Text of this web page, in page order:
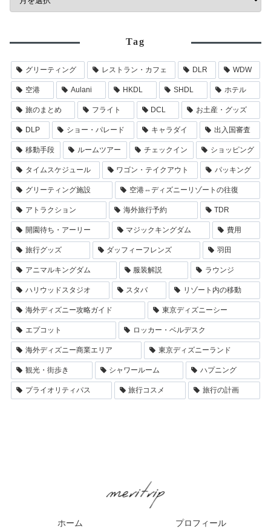
Tag
グリーティング レストラン・カフェ DLR WDW
空港 Aulani HKDL SHDL ホテル
旅のまとめ フライト DCL お土産・グッズ
DLP ショー・パレード キャラダイ 出入国審査
移動手段 ルームツアー チェックイン ショッピング
タイムスケジュール ワゴン・テイクアウト パッキング
グリーティング施設 空港⇔ディズニーリゾートの往復
アトラクション 海外旅行予約 TDR
開園待ち・アーリー マジックキングダム 費用
旅行グッズ ダッフィーフレンズ 羽田
アニマルキングダム 服装解説 ラウンジ
ハリウッドスタジオ スタバ リゾート内の移動
海外ディズニー攻略ガイド 東京ディズニーシー
エプコット ロッカー・ベルデスク
海外ディズニー商業エリア 東京ディズニーランド
観光・街歩き シャワールーム ハプニング
プライオリティパス 旅行コスメ 旅行の計画
ホーム プロフィール